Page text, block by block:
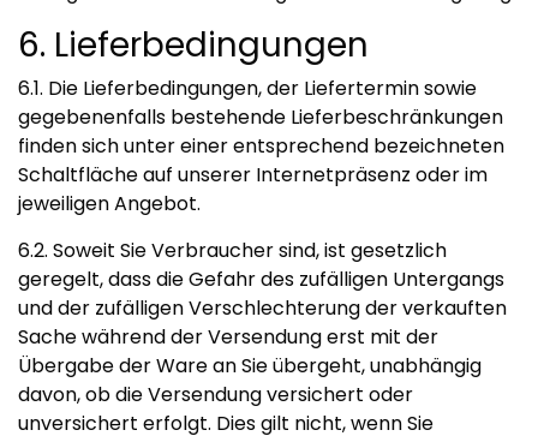
6. Lieferbedingungen
6.1. Die Lieferbedingungen, der Liefertermin sowie
gegebenenfalls bestehende Lieferbeschränkungen
finden sich unter einer entsprechend bezeichneten
Schaltfläche auf unserer Internetpräsenz oder im
jeweiligen Angebot.
6.2. Soweit Sie Verbraucher sind, ist gesetzlich
geregelt, dass die Gefahr des zufälligen Untergangs
und der zufälligen Verschlechterung der verkauften
Sache während der Versendung erst mit der
Übergabe der Ware an Sie übergeht, unabhängig
davon, ob die Versendung versichert oder
unversichert erfolgt. Dies gilt nicht, wenn Sie